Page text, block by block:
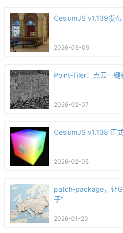
CesiumJS v1.139发布
2026-03-05
Point-Tiler：点云一
2026-02-07
CesiumJS v1.138 正
2026-02-05
patch-package，让
子"
2026-01-29